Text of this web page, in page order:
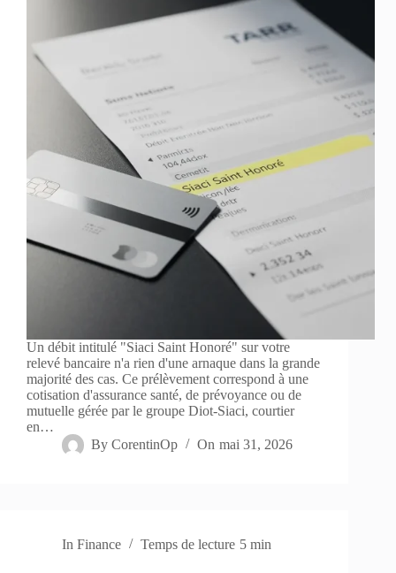
Un débit intitulé "Siaci Saint Honoré" sur votre
relevé bancaire n'a rien d'une arnaque dans la grande
majorité des cas. Ce prélèvement correspond à une
cotisation d'assurance santé, de prévoyance ou de
mutuelle gérée par le groupe Diot-Siaci, courtier
en…
By CorentinOp On mai 31, 2026
In Finance Temps de lecture 5 min